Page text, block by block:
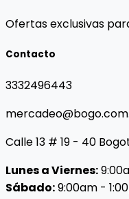
Ofertas exclusivas
Contacto
3332496443
Calle 13 # 19 - 40
Lunes a Viernes:
Sábado:9:00am -